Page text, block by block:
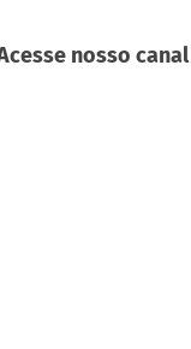
nosso canal